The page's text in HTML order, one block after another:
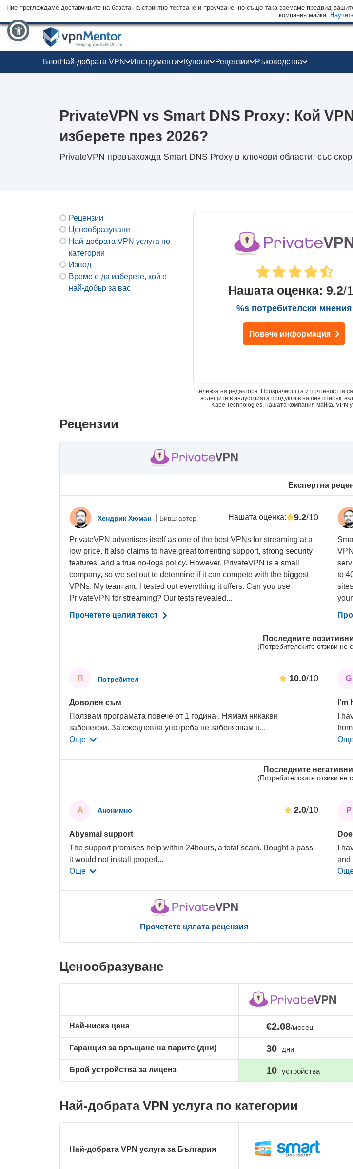
Ние преглеждаме доставчиците на базата на стриктно тестване и проучване, но също така вземаме предвид
компания майка.
БлогНай-добрата VPN Инструменти Купони Рецензии Ръководства
PrivateVPN vs Smart DNS Proxy: Кой
изберете през 2026?
PrivateVPN превъзхожда Smart DNS Proxy в ключови области, със
Рецензии
Ценообразуване
Най-добрата VPN услуга по
категории
Извод
Време е да изберете, кой е
най-добър за вас
Нашата оценка: 9.2/
%s потребителски мнения
Повече информация
Бележка на редактора: Прозрачността и почтеността
водещите в индустрията продукти в нашия списък,
Kape Technologies, нашата компания майка. VPN
Рецензии
Eкспертна
Последните
(Потребителските отзиви не
Последните
(Потребителските отзиви не
Хендрик Хюман Бивш автор Нашата оценка: 9.2/10
PrivateVPN advertises itself as one of the best VPNs for streaming at a
low price. It also claims to have great torrenting support, strong security
features, and a true no-logs policy. However, PrivateVPN is a small
company, so we set out to determine if it can compete with the biggest
VPNs. My team and I tested out everything it offers. Can you use
PrivateVPN for streaming? Our tests revealed...
Прочетете целия текст
П Потребител 10.0/10
Доволен съм
Ползвам програмата повече от 1 година . Нямам никакви
забележки. За ежедневна употреба не забелязвам н...
Още
А Анонимно 2.0/10
Abysmal support
The support promises help within 24hours, a total scam. Bought a pass,
it would not install properl ...
Още
Прочетете цялата рецензия
to
G
I'm
I
P
I
and
Ценообразуване
Най-ниска цена
Гаранция за връщане на парите (дни)
Брой устройства за лиценз
€2.08/месец
30 дни
10 устройства
Най-добрата VPN услуга по категории
Най-добрата VPN услуга за България